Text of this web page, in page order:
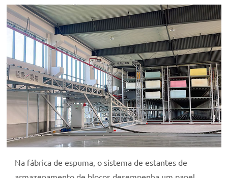
Na fábrica de espuma, o sistema de estantes de